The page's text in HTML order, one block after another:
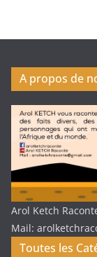
A propos de
Arol Ketch
Mail:
Toutes les